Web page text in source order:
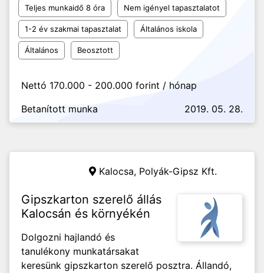
Teljes munkaidő 8 óra Nem igényel tapasztalatot
1-2 év szakmai tapasztalat Általános iskola
Általános Beosztott
Nettó 170.000 - 200.000 forint / hónap
Betanított munka
2019. 05. 28.
Kalocsa, Polyák-Gipsz Kft.
Gipszkarton szerelő állás
Kalocsán és környékén
Dolgozni hajlandó és
tanulékony munkatársakat
keresünk gipszkarton szerelő posztra. Állandó,